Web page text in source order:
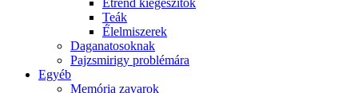
É́trend kiegészítők
Teák
É́lelmiszerek
Daganatosoknak
Pajzsmirigy problémára
Egyéb
Memória zavarok